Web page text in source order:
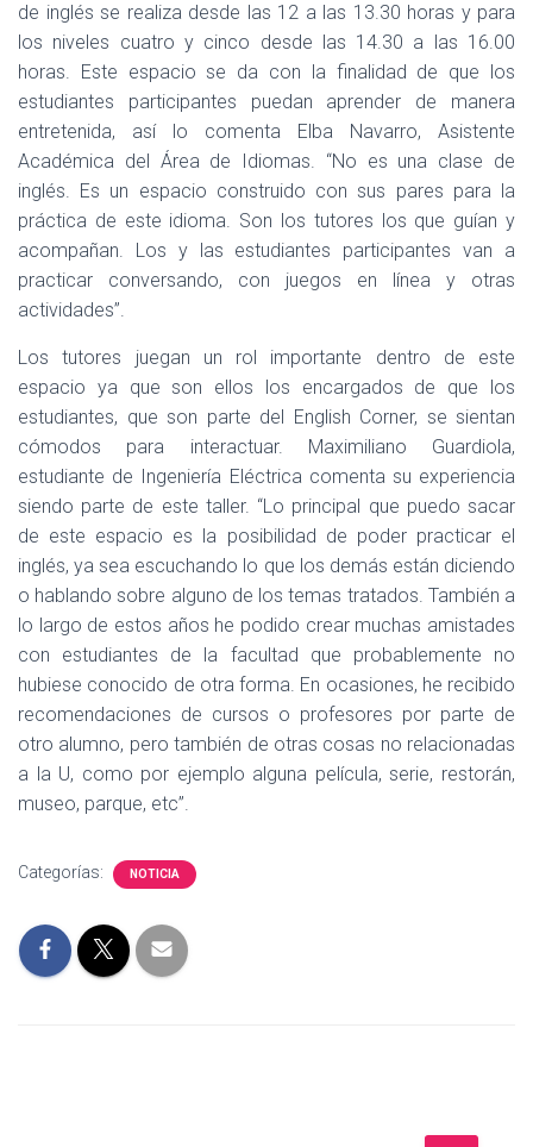
de inglés se realiza desde las 12 a las 13.30 horas y para
los niveles cuatro y cinco desde las 14.30 a las 16.00
horas. Este espacio se da con la finalidad de que los
estudiantes participantes puedan aprender de manera
entretenida, así lo comenta Elba Navarro, Asistente
Académica del Área de Idiomas. “No es una clase de
inglés. Es un espacio construido con sus pares para la
práctica de este idioma. Son los tutores los que guían y
acompañan. Los y las estudiantes participantes van a
practicar conversando, con juegos en línea y otras
actividades”.
Los tutores juegan un rol importante dentro de este
espacio ya que son ellos los encargados de que los
estudiantes, que son parte del English Corner, se sientan
cómodos para interactuar. Maximiliano Guardiola,
estudiante de Ingeniería Eléctrica comenta su experiencia
siendo parte de este taller. “Lo principal que puedo sacar
de este espacio es la posibilidad de poder practicar el
inglés, ya sea escuchando lo que los demás están diciendo
o hablando sobre alguno de los temas tratados. También a
lo largo de estos años he podido crear muchas amistades
con estudiantes de la facultad que probablemente no
hubiese conocido de otra forma. En ocasiones, he recibido
recomendaciones de cursos o profesores por parte de
otro alumno, pero también de otras cosas no relacionadas
a la U, como por ejemplo alguna película, serie, restorán,
museo, parque, etc”.
Categorías: NOTICIA